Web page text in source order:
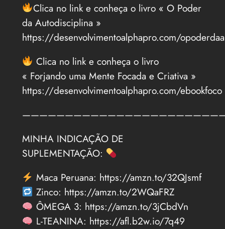
Clica no link e conheça o livro « O Poder
da Autodisciplina »
https://desenvolvimentoalphapro.com/
Clica no link e conheça o livro
« Forjando uma Mente Focada e Criativa »
https://desenvolvimentoalphapro.com/ebookfoco
MINHA INDICAÇÃO DE
SUPLEMENTAÇÃO:
Maca Peruana: https://amzn.to/32QJsmf
Zinco: https://amzn.to/2WQaFRZ
ÔMEGA 3: https://amzn.to/3jCbdVn
L-TEANINA: https://afl.b2w.io/7q49